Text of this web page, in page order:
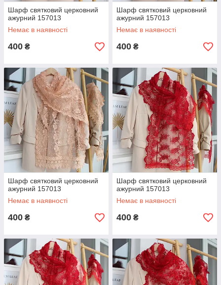
Шарф святковий церковний
ажурний 157013
Немає в наявності
400 ₴
Шарф святковий церковний
ажурний 157013
Немає в наявності
400 ₴
Шарф святковий церковний
ажурний 157013
Немає в наявності
400 ₴
Шарф святковий церковний
ажурний 157013
Немає в наявності
400 ₴